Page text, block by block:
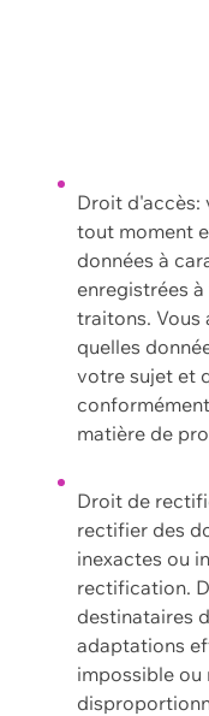
Droit d'accès:
tout moment
données à
enregistrées
traitons. Vous
quelles
votre sujet et
matière de
Droit de
rectifier des
inexactes ou
rectification.
destinataires
adaptations
impossible